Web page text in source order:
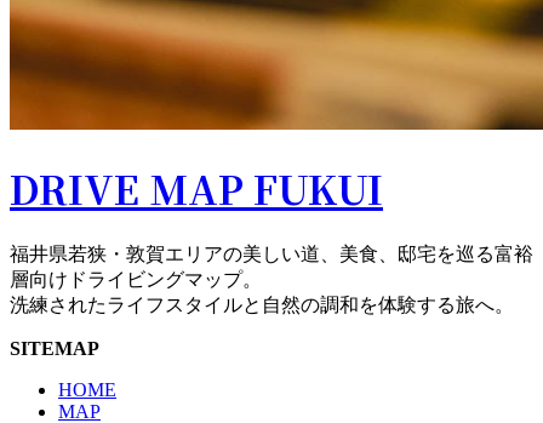
DRIVE MAP FUKUI
福井県若狭・敦賀エリアの美しい道、美食、邸宅を巡る富裕
層向けドライビングマップ。
洗練されたライフスタイルと自然の調和を体験する旅へ。
SITEMAP
HOME
MAP